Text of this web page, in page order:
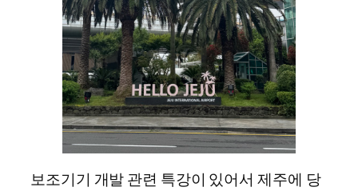
보조기기 개발 관련 특강이 있어서 제주에 당